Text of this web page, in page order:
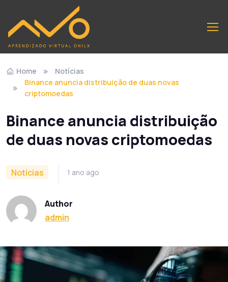
Home
Notícias
Binance anuncia distribuição de duas novas
criptomoedas
Binance anuncia distribuição
de duas novas criptomoedas
Notícias 1 ano ago
Author
admin